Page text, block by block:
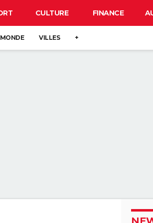
CULTURE FINANCE
MONDE VILLES +